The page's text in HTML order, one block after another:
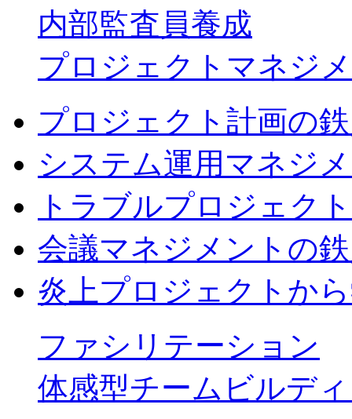
内部監査員養成
プロジェクトマネジ
プロジェクト計画の
システム運用マネジ
トラブルプロジェク
会議マネジメントの
炎上プロジェクトか
ファシリテーション
体感型チームビルデ